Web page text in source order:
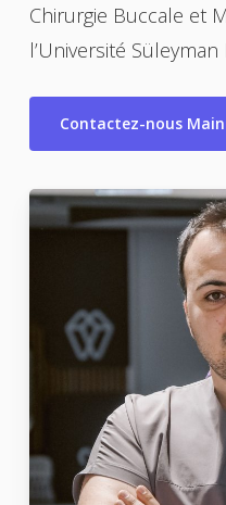
Chirurgie Buccale et
l’Université Süleyman
Contactez-nous